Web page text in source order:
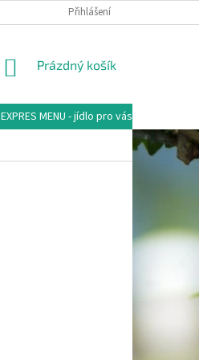
Přihlášení
NÁKUPNÍ
Prázdný košík
EXPRES MENU - jídlo pro vás